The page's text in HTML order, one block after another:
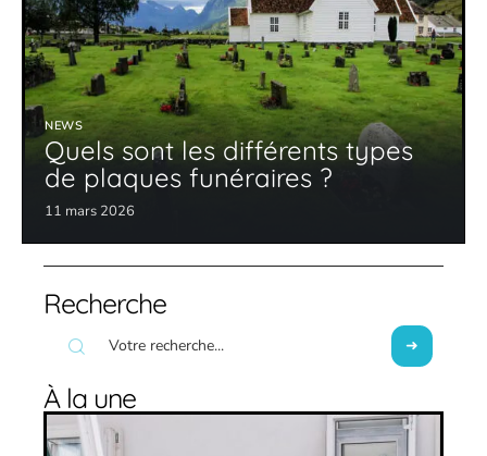
NEWS
Quels sont les différents types
de plaques funéraires ?
11 mars 2026
Recherche
À la une